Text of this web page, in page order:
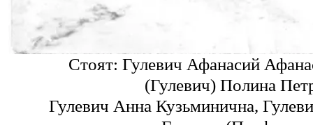
Стоят: Гулевич Афанасий
(Гулевич) Полина
Гулевич Анна Кузьминична,